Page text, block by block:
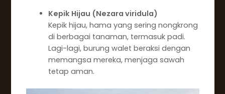
Kepik Hijau (Nezara viridula)
Kepik hijau, hama yang sering nongkrong
di berbagai tanaman, termasuk padi.
Lagi-lagi, burung walet beraksi dengan
memangsa mereka, menjaga sawah
tetap aman.